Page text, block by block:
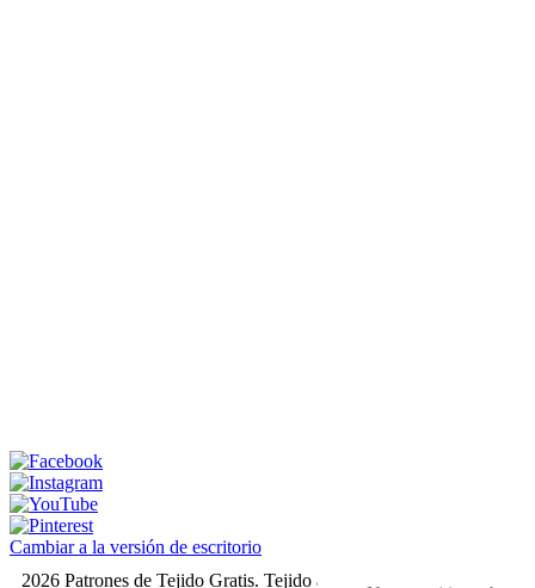
Cambiar a la versión de escritorio
2026 Patrones de Tejido Gratis. Tejido a dos agujas y